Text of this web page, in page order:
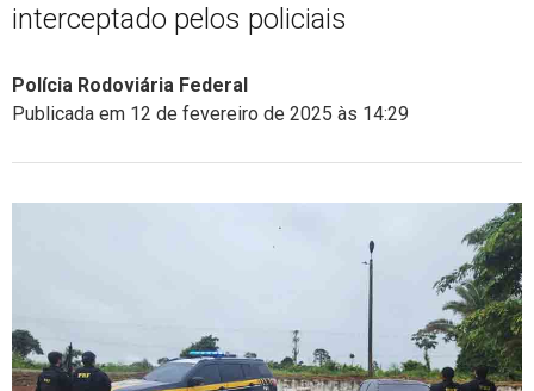
interceptado pelos policiais
Polícia Rodoviária Federal
Publicada em 12 de fevereiro de 2025 às 14:29